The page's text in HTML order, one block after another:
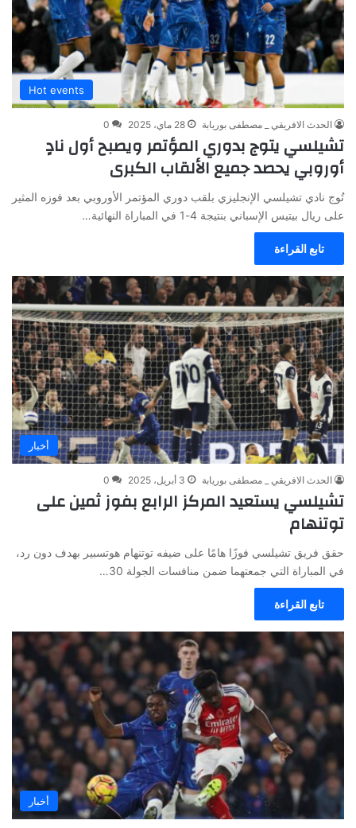
Hot events
الحدث الافريقي _ مصطفى بوريابة 28 ماي، 2025 0
تشيلسي يتوج بدوري المؤتمر ويصبح أول نادٍ
أوروبي يحصد جميع الألقاب الكبرى
تُوج نادي تشيلسي الإنجليزي بلقب دوري المؤتمر الأوروبي بعد فوزه المثير
على ريال بيتيس الإسباني بنتيجة 4-1 في المباراة النهائية…
تابع القراءة
أخبار
الحدث الافريقي _ مصطفى بوريابة 3 أبريل، 2025 0
تشيلسي يستعيد المركز الرابع بفوز ثمين على
توتنهام
حقق فريق تشيلسي فوزًا هامًا على ضيفه توتنهام هوتسبير بهدف دون رد،
في المباراة التي جمعتهما ضمن منافسات الجولة 30…
تابع القراءة
أخبار